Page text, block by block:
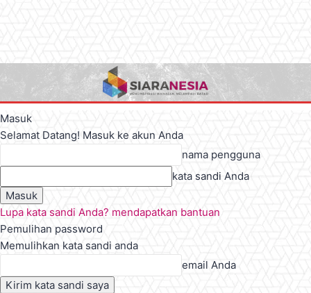
Masuk
Selamat Datang! Masuk ke akun Anda
nama pengguna
kata sandi Anda
Lupa kata sandi Anda? mendapatkan bantuan
Pemulihan password
Memulihkan kata sandi anda
email Anda